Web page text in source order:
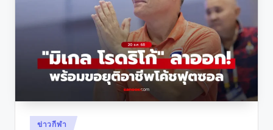
Posted
ข่าวกีฬา